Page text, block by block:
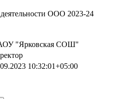
ООО 2023-24
"Ярковская СОШ"
10:32:01+05:00